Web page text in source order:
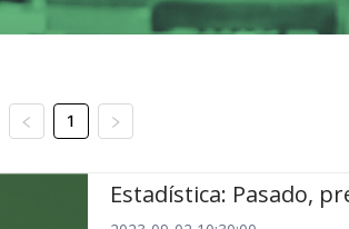
1
Estadística: Pasado,